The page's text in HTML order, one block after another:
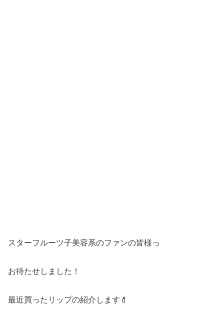
スターフルーツ子美容系のファンの皆様っ
お待たせしました！
最近買ったリップの紹介します💄